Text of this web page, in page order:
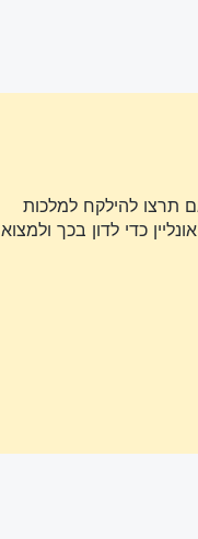
תרצו להילקח למלכות
כדי לדון בכך ולמצוא